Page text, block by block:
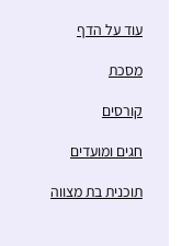
עוד על הדף
מסכת
קורסים
חגים ומועדים
תוכנית בת מצווה